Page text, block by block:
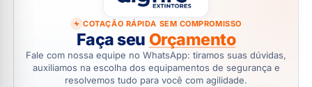
COTAÇÃO RÁPIDA SEM COMPROMISSO
Faça seu Orçamento
Fale com nossa equipe no WhatsApp: tiramos suas dúvidas,
auxiliamos na escolha dos equipamentos de segurança e
resolvemos tudo para você com agilidade.